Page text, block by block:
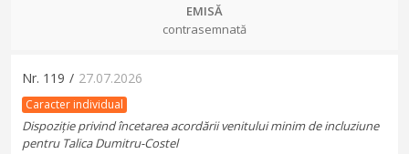
EMISĂ
contrasemnată
Nr. 119 / 27.07.2026
Caracter individual
Dispoziție privind încetarea acordării venitului minim de incluziune
pentru Talica Dumitru-Costel